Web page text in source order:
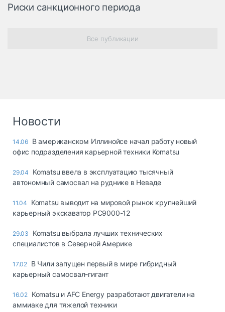
Риски санкционного периода
Все публикации
Новости
14.06 В американском Иллинойсе начал работу новый
офис подразделения карьерной техники Komatsu
29.04
Komatsu ввела в эксплуатацию тысячный
автономный самосвал на руднике в Неваде
11.04
Komatsu выводит на мировой рынок крупнейший
карьерный экскаватор PC9000-12
29.03
Komatsu выбрала лучших технических
специалистов в Северной Америке
17.02 В Чили запущен первый в мире гибридный
карьерный самосвал-гигант
16.02 Komatsu и AFC Energy разработают двигатели на
аммиаке для тяжелой техники